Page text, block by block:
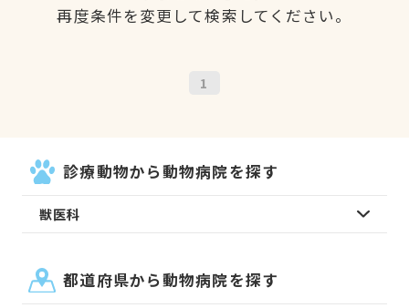
再度条件を変更して検索してください。
1
診療動物から動物病院を探す
獣医科
都道府県から動物病院を探す